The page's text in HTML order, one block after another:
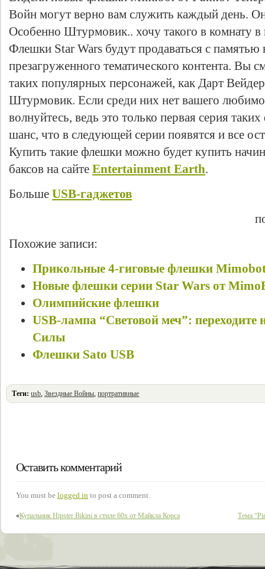
Войн могут верно вам служить каждый день.
Особенно Штурмовик.. хочу такого в комнату в
Флешки Star Wars будут продаваться с памятью
презагруженного тематического контента. Вы
таких популярных персонажей, как Дарт
Штурмовик. Если среди них нет вашего
волнуйтесь, ведь это только первая серия
шанс, что в следующей серии появятся и все
Купить такие флешки можно будет купить
баксов на сайте Entertainment Earth.
Больше USB-гаджетов
Похожие записи:
Прикольные 4-гиговые флешки
Новые флешки серии Star Wars от
Олимпийские флешки
USB-лампа “Световой меч”: переходите
Силы
Флешки Sato USB
Теги: usb,Звездные Войны,портративные
Оставить комментарий
You must be logged in to post a comment.
«Купальник Hipster Bikini в стиле 60х от Майкла Корса Тема